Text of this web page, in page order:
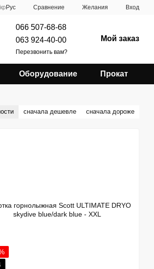
Рус Сравнение Желания Вход
066 507-68-68
063 924-40-00
Перезвонить вам?
Мой заказ
Оборудование Прокат
сначала дешевле сначала дороже